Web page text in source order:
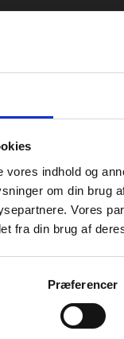
indhold og
om din brug
Vores
fra din brug af
Præferencer